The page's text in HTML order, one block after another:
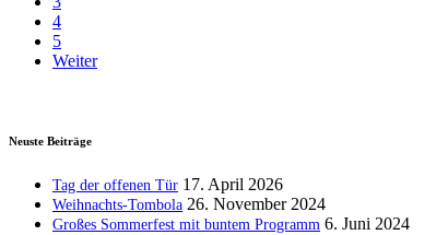
4
5
Weiter
Neuste Beiträge
Tag der offenen Tür 17. April 2026
Weihnachts-Tombola 26. November 2024
Großes Sommerfest mit buntem Programm 6. Juni 2024